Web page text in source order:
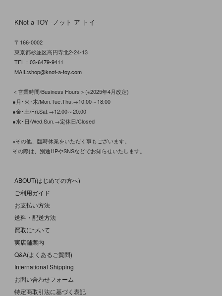
KNot a TOY -ノット ア トイ-
〒166-0002
東京都杉並区高円寺北2-24-13
TEL： 03-6479-9411
MAIL:shop@knot-a-toy.com
＜営業時間/Business Hours＞(※2025年4月改定)
●月･火･木/Mon.Tue.Thu.→10:00～18:00
●金･土/Fri.Sat.→12:00～20:00
●水･日/Wed.Sun.→定休日/Closed
※その他、臨時休業をいただく事もございます。
その際は、別途HPやSNSなどでお知らせいたします。
ABOUT(はじめての方へ)
ご利用ガイド
お支払い方法
送料・配送方法
買取について
実店舗案内
Q&A(よくあるご質問)
International Shipping
お問い合わせフォーム
特定商取引法に基づく表記